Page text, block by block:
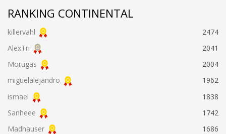
RANKING CONTINENTAL
killervahl
2474
AlexTri
2041
Morugas
2004
miguelalejandro
1962
ismael
1838
Sanheee
1742
Madhauser
1686